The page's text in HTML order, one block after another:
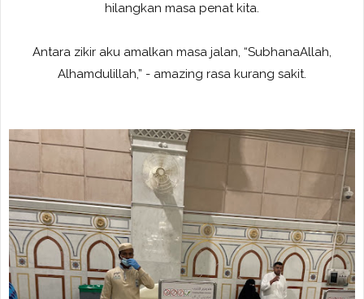
hilangkan masa penat kita.
Antara zikir aku amalkan masa jalan, “SubhanaAllah,
Alhamdulillah,” - amazing rasa kurang sakit.